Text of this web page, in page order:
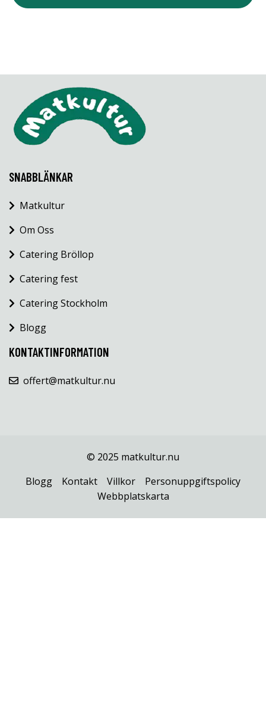
SNABBLÄNKAR
Matkultur
Om Oss
Catering Bröllop
Catering fest
Catering Stockholm
Blogg
KONTAKTINFORMATION
offert@matkultur.nu
© 2025 matkultur.nu
Blogg
Kontakt Villkor
Personuppgiftspolicy
Webbplatskarta